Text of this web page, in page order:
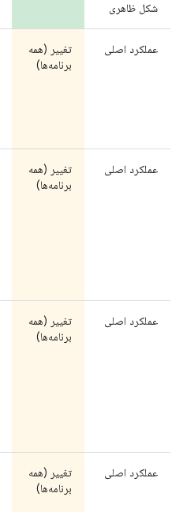
شکل ظاهری
عملکرد اصلی
تغییر (همه
برنامه‌ها)
عملکرد اصلی
تغییر (همه
برنامه‌ها)
عملکرد اصلی
تغییر (همه
برنامه‌ها)
عملکرد اصلی
تغییر (همه
برنامه‌ها)